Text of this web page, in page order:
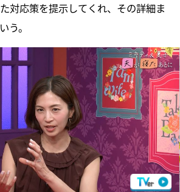
対応策を提示してくれ、その詳細ま
う。